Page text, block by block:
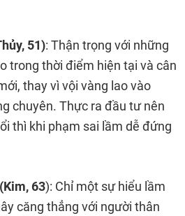
51): Thận trọng với những
trong thời điểm hiện tại và cân
thay vì vội vàng lao vào
chuyên. Thực ra đầu tư nên
thì khi phạm sai lầm dễ đứng
63): Chỉ một sự hiểu lầm
căng thẳng với người thân